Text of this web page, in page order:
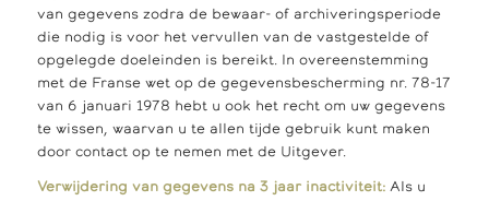
van gegevens zodra de bewaar- of archiveringsperiode
die nodig is voor het vervullen van de vastgestelde of
opgelegde doeleinden is bereikt. In overeenstemming
met de Franse wet op de gegevensbescherming nr. 78-17
van 6 januari 1978 hebt u ook het recht om uw gegevens
te wissen, waarvan u te allen tijde gebruik kunt maken
door contact op te nemen met de Uitgever.
Verwijdering van gegevens na 3 jaar inactiviteit: Als u